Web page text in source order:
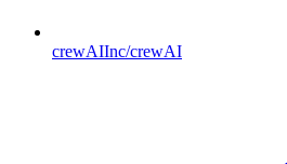
crewAIInc/crewAI